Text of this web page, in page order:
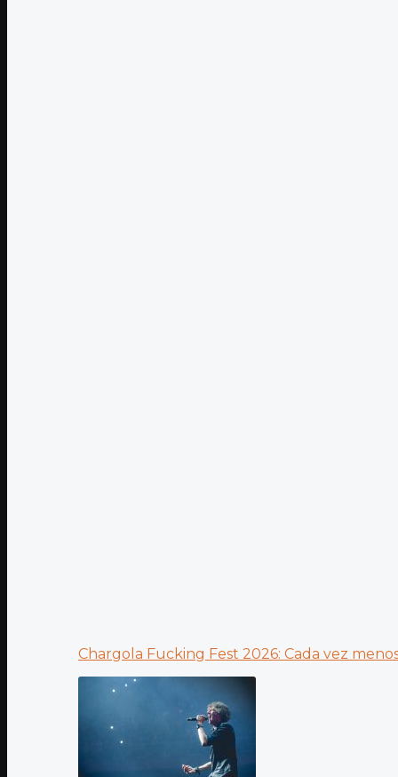
Chargola Fucking Fest 2026: Cada vez